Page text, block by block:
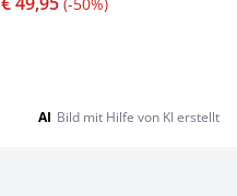
AI Bild mit Hilfe von KI erstellt